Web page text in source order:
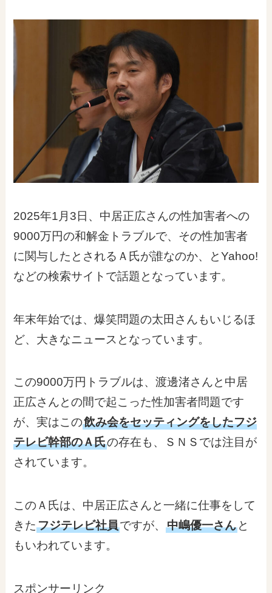
2025年1月3日、中居正広さんの性加害者への
9000万円の和解金トラブルで、その性加害者
に関与したとされるＡ氏が誰なのか、とYahoo!
などの検索サイトで話題となっています。
年末年始では、爆笑問題の太田さんもいじるほ
ど、大きなニュースとなっています。
この9000万円トラブルは、渡邊渚さんと中居
正広さんとの間で起こった性加害者問題です
が、実はこの飲み会をセッティングをしたフジ
テレビ幹部のＡ氏の存在も、ＳＮＳでは注目が
されています。
このＡ氏は、中居正広さんと一緒に仕事をして
きたフジテレビ社員ですが、中嶋優一さん と
もいわれています。
スポンサーリンク